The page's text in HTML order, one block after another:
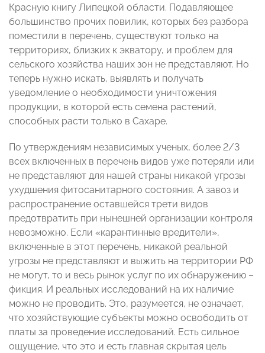
Красную книгу Липецкой области. Подавляющее
большинство прочих повилик, которых без разбора
поместили в перечень, существуют только на
территориях, близких к экватору, и проблем для
сельского хозяйства наших зон не представляют. Но
теперь нужно искать, выявлять и получать
уведомление о необходимости уничтожения
продукции, в которой есть семена растений,
способных расти только в Сахаре.
По утверждениям независимых ученых, более 2/3
всех включенных в перечень видов уже потеряли или
не представляют для нашей страны никакой угрозы
ухудшения фитосанитарного состояния. А завоз и
распространение оставшейся трети видов
предотвратить при нынешней организации контроля
невозможно. Если «карантинные вредители»,
включенные в этот перечень, никакой реальной
угрозы не представляют и выжить на территории РФ
не могут, то и весь рынок услуг по их обнаружению –
фикция. И реальных исследований на их наличие
можно не проводить. Это, разумеется, не означает,
что хозяйствующие субъекты можно освободить от
платы за проведение исследований. Есть сильное
ощущение, что это и есть главная скрытая цель